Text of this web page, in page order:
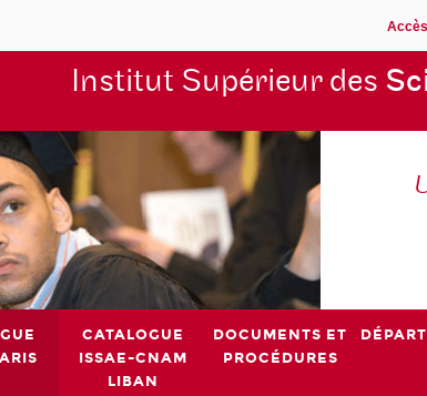
Institut Supérieur des
CATALOGUE
ISSAE-CNAM
LIBAN
DOCUMENTS ET
PROCÉDURES